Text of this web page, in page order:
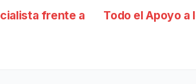
Todo el Apoyo a
frente a